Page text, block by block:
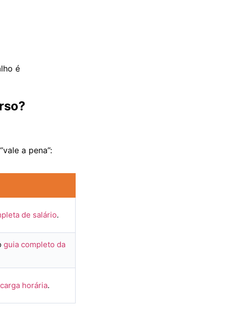
é
a pena”:
de salário.
guia completo da
horária.